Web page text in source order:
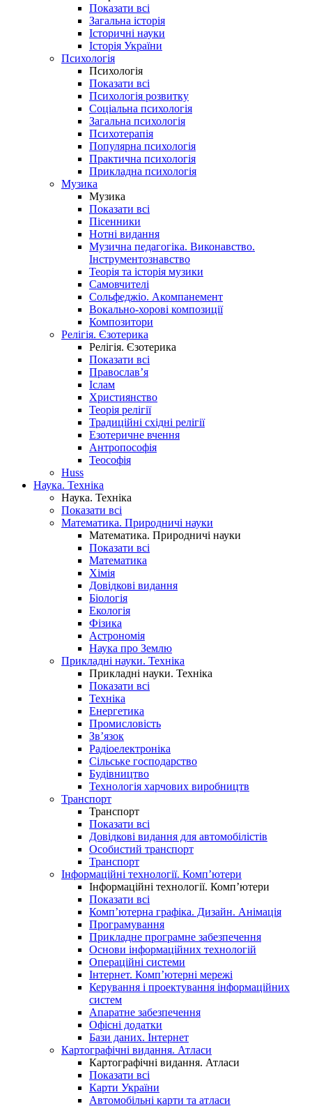
Показати всі
Загальна історія
Історичні науки
Історія України
Психологія
Психологія
Показати всі
Психологія розвитку
Соціальна психологія
Загальна психологія
Психотерапія
Популярна психологія
Практична психологія
Прикладна психологія
Музика
Музика
Показати всі
Пісенники
Нотні видання
Музична педагогіка. Виконавство.
Інструментознавство
Теорія та історія музики
Самовчителі
Сольфеджіо. Акомпанемент
Вокально-хорові композиції
Композитори
Релігія. Єзотерика
Релігія. Єзотерика
Показати всі
Православ’я
Іслам
Християнство
Теорія релігії
Традиційні східні релігії
Езотеричне вчення
Антропософія
Теософія
Huss
Наука. Техніка
Наука. Техніка
Показати всі
Математика. Природничі науки
Математика. Природничі науки
Показати всі
Математика
Хімія
Довідкові видання
Біологія
Екологія
Фізика
Астрономія
Наука про Землю
Прикладні науки. Техніка
Прикладні науки. Техніка
Показати всі
Техніка
Енергетика
Промисловість
Зв’язок
Радіоелектроніка
Сільське господарство
Будівництво
Технологія харчових виробництв
Транспорт
Транспорт
Показати всі
Довідкові видання для автомобілістів
Особистий транспорт
Транспорт
Інформаційні технології. Комп’ютери
Інформаційні технології. Комп’ютери
Показати всі
Комп’ютерна графіка. Дизайн. Анімація
Програмування
Прикладне програмне забезпечення
Основи інформаційних технологій
Операційні системи
Інтернет. Комп’ютерні мережі
Керування і проектування інформаційних
систем
Апаратне забезпечення
Офісні додатки
Бази даних. Інтернет
Картографічні видання. Атласи
Картографічні видання. Атласи
Показати всі
Карти України
Автомобільні карти та атласи